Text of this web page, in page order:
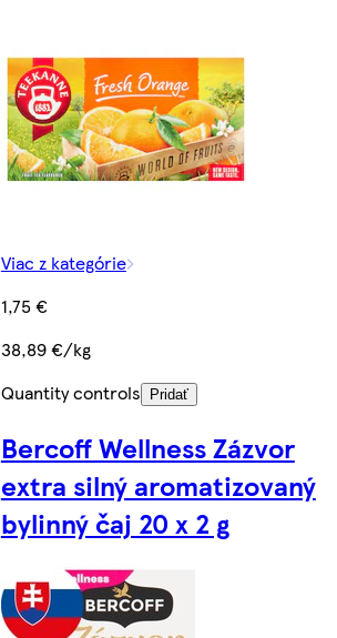
Viac z kategórie
1,75 €
38,89 €/kg
Quantity controls
Pridať
Bercoff Wellness Zázvor
extra silný aromatizovaný
bylinný čaj 20 x 2 g